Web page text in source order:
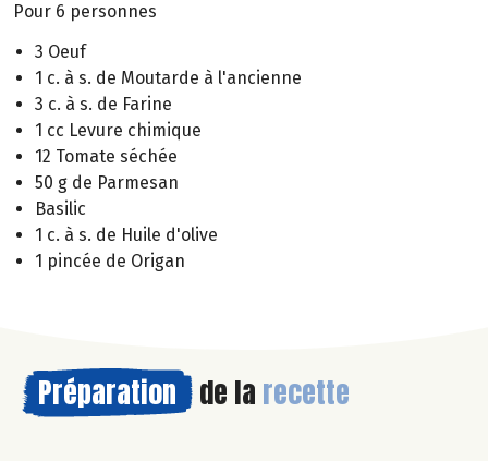
Pour 6 personnes
3 Oeuf
1 c. à s. de Moutarde à l'ancienne
3 c. à s. de Farine
1 cc Levure chimique
12 Tomate séchée
50 g de Parmesan
Basilic
1 c. à s. de Huile d'olive
1 pincée de Origan
Préparation de la recette